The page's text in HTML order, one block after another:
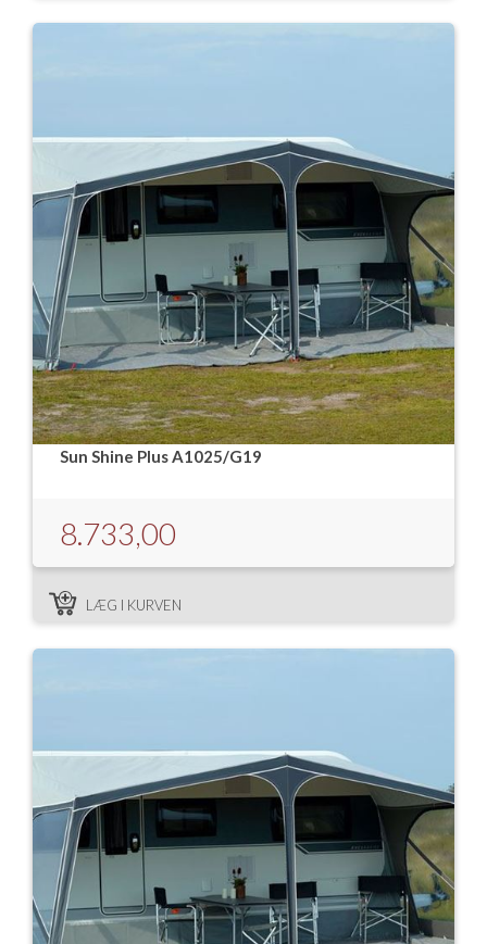
Sun Shine Plus A1025/G19
8.733,00
LÆG I KURVEN